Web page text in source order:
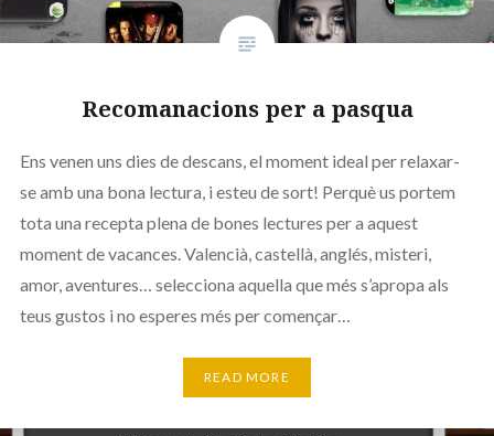
Recomanacions per a pasqua
Ens venen uns dies de descans, el moment ideal per relaxar-
se amb una bona lectura, i esteu de sort! Perquè us portem
tota una recepta plena de bones lectures per a aquest
moment de vacances. Valencià, castellà, anglés, misteri,
amor, aventures… selecciona aquella que més s’apropa als
teus gustos i no esperes més per començar…
READ MORE